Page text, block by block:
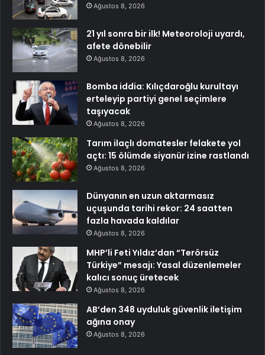
Ağustos 8, 2026
21 yıl sonra bir ilk! Meteoroloji uyardı,
afete dönebilir
Ağustos 8, 2026
Bomba iddia: Kılıçdaroğlu kurultayı
erteleyip partiyi genel seçimlere
taşıyacak
Ağustos 8, 2026
Tarım ilaçlı domatesler felakete yol
açtı: 15 ölümde siyanür izine rastlandı
Ağustos 8, 2026
Dünyanın en uzun aktarmasız
uçuşunda tarihi rekor: 24 saatten
fazla havada kaldılar
Ağustos 8, 2026
MHP’li Feti Yıldız’dan “Terörsüz
Türkiye” mesajı: Yasal düzenlemeler
kalıcı sonuç üretecek
Ağustos 8, 2026
AB’den 348 uyduluk güvenlik iletişim
ağına onay
Ağustos 8, 2026